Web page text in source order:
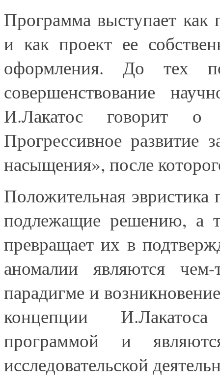
Программа выступает как
и как проект ее
оформления. До тех
совершенствование
И.Лакатос говорит о
Прогрессивное развитие
насыщения», после
Положительная
подлежащие решению, а
превращает их в
аномалии являются
парадигме и
концепции
программой и
исследовательской